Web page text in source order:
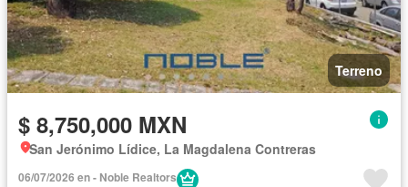
Terreno
$ 8,750,000 MXN
San Jerónimo Lídice, La Magdalena Contreras
06/07/2026 en - Noble Realtors